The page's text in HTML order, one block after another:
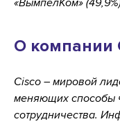
«ВымпелКом»
О компании
Cisco – мировой
меняющих способы
сотрудничества.